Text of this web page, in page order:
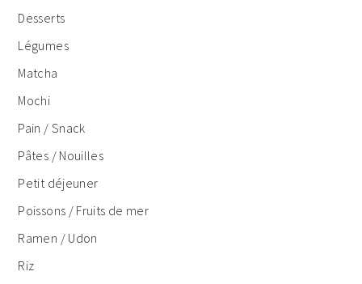
Desserts
Légumes
Matcha
Mochi
Pain / Snack
Pâtes / Nouilles
Petit déjeuner
Poissons / Fruits de mer
Ramen / Udon
Riz